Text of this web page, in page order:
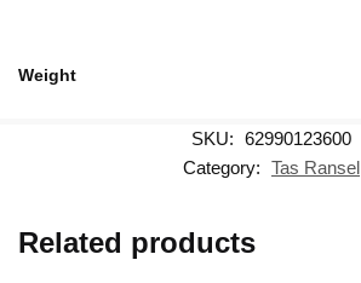
Weight
SKU: 62990123600
Category: Tas Ransel
Related products